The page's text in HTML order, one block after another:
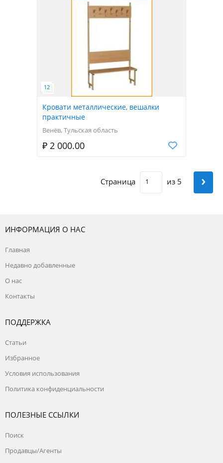
Кровати металлические, вешалки
практичные
Венёв, Тульская область
₽ 2 000.00
Страница из 5 ›
ИНФОРМАЦИЯ О НАС
Главная
Недавно добавленные
О нас
Контакты
ПОДДЕРЖКА
Статьи
Избранное
Условия использования
Политика конфиденциальности
ПОЛЕЗНЫЕ ССЫЛКИ
Поиск
Продавцы/Агенты